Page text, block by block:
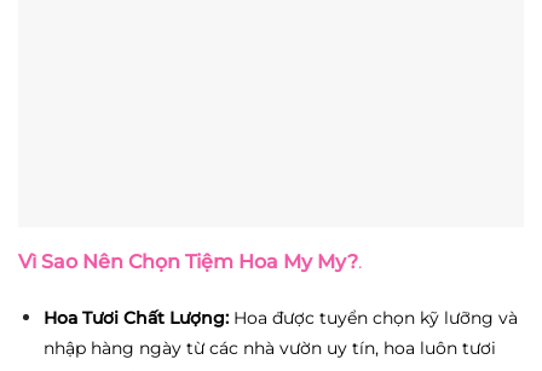
Vì Sao Nên Chọn Tiệm Hoa My My?.
Hoa Tươi Chất Lượng:Hoa được tuyển chọn kỹ lưỡng và
nhập hàng ngày từ các nhà vườn uy tín, hoa luôn tươi